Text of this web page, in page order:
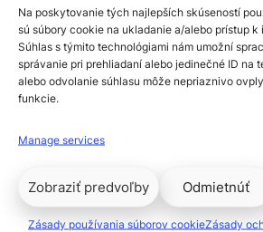
Na poskytovanie tých najlepších skúseností
sú súbory cookie na ukladanie a/alebo prístup k
Súhlas s týmito technológiami nám umožní
správanie pri prehliadaní alebo jedinečné ID na
alebo odvolanie súhlasu môže nepriaznivo
funkcie.
Manage services
Odmietnúť
Zobraziť predvoľby
Zásady používania súborov cookieZásady
Môžem s mojimi návštevníkmi
ja?
Ste k dispozícii aj mimo bežných
pracovných hodín, cez víkendy